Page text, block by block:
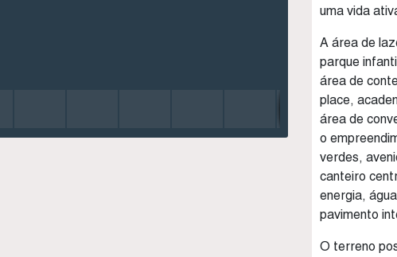
uma vida
A área de
parque
área de
place,
área de
o
verdes,
canteiro
energia,
pavimento
O terreno